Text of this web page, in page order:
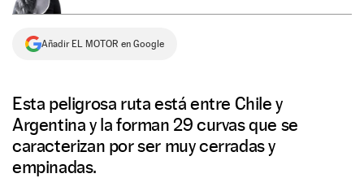
Añadir EL MOTOR en Google
Esta peligrosa ruta está entre Chile y
Argentina y la forman 29 curvas que se
caracterizan por ser muy cerradas y
empinadas.